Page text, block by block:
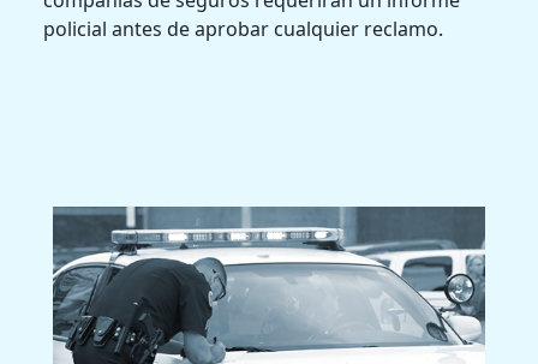
policial antes de aprobar cualquier reclamo.